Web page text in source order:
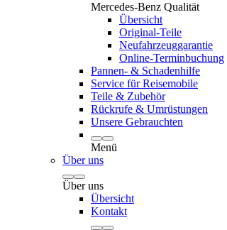
Mercedes-Benz Qualität
Übersicht
Original-Teile
Neufahrzeuggarantie
Online-Terminbuchung
Pannen- & Schadenhilfe
Service für Reisemobile
Teile & Zubehör
Rückrufe & Umrüstungen
Unsere Gebrauchten
Menü
Über uns
Über uns
Übersicht
Kontakt